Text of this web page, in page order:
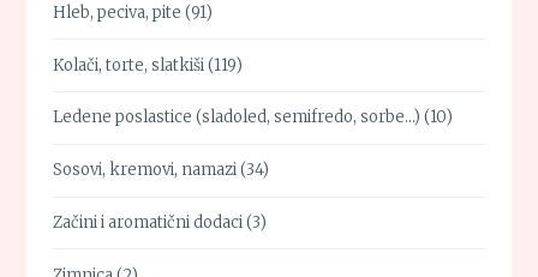
Hleb, peciva, pite (91)
Kolači, torte, slatkiši(119)
Ledene poslastice (sladoled, semifredo, sorbe…) (10)
Sosovi, kremovi, namazi(34)
Začini i aromatični dodaci(3)